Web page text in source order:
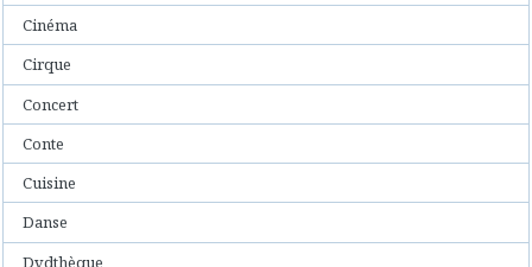
Cinéma
Cirque
Concert
Conte
Cuisine
Danse
Dvdthèque